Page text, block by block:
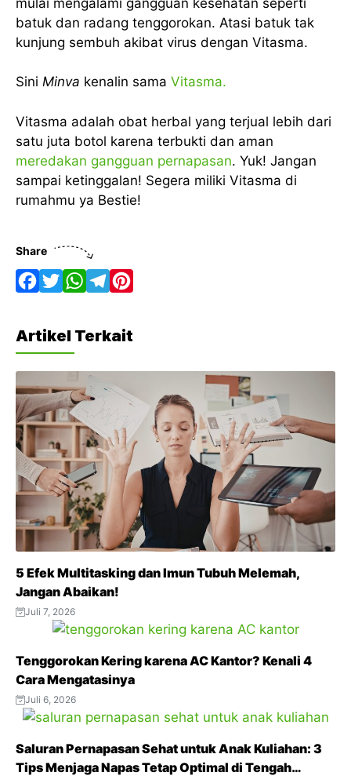
batuk dan radang tenggorokan. Atasi batuk tak
kunjung sembuh akibat virus dengan Vitasma.
Sini Minva kenalin sama Vitasma.
Vitasma adalah obat herbal yang terjual lebih dari
satu juta botol karena terbukti dan aman
meredakan gangguan pernapasan. Yuk! Jangan
sampai ketinggalan! Segera miliki Vitasma di
rumahmu ya Bestie!
Share
a
c
e
b
o
o
k
w
i
t
t
e
r
h
a
t
s
A
p
p
e
g
r
a
m
t
e
s
Artikel Terkait
5 Efek Multitasking dan Imun Tubuh Melemah,
Jangan Abaikan!
Juli 7, 2026
Tenggorokan Kering karena AC Kantor? Kenali 4
Cara Mengatasinya
Juli 6, 2026
Saluran Pernapasan Sehat untuk Anak Kuliahan: 3
Tips Menjaga Napas Tetap Optimal di Tengah